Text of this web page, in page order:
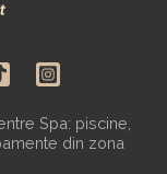
Spa: piscine,
din zona